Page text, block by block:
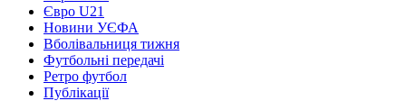
Євро U21
Новини УЄФА
Вболівальниця тижня
Футбольні передачі
Ретро футбол
Публікації